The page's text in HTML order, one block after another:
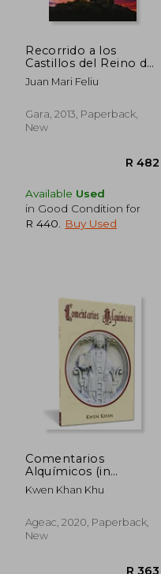
Recorrido a los
Castillos del Reino de
Navarra = Nafarroako
Erresumaren
Ibilbideak (in Spanish)
Juan Mari Feliu
Gara, 2013, Paperback,
New
Available Used
in Good Condition for
R 440
Buy Used
Comentarios
Alquímicos (in
Spanish)
Kwen Khan Khu
Ageac, 2020, Paperback,
New